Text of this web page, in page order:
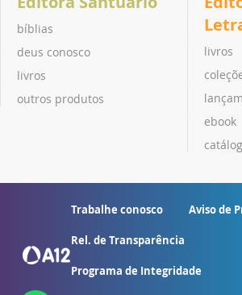
bíblias
deus conosco
livros
outros produtos
livros
ebook
Trabalhe conosco Aviso de
Rel. de Transparência
Programa de Integridade